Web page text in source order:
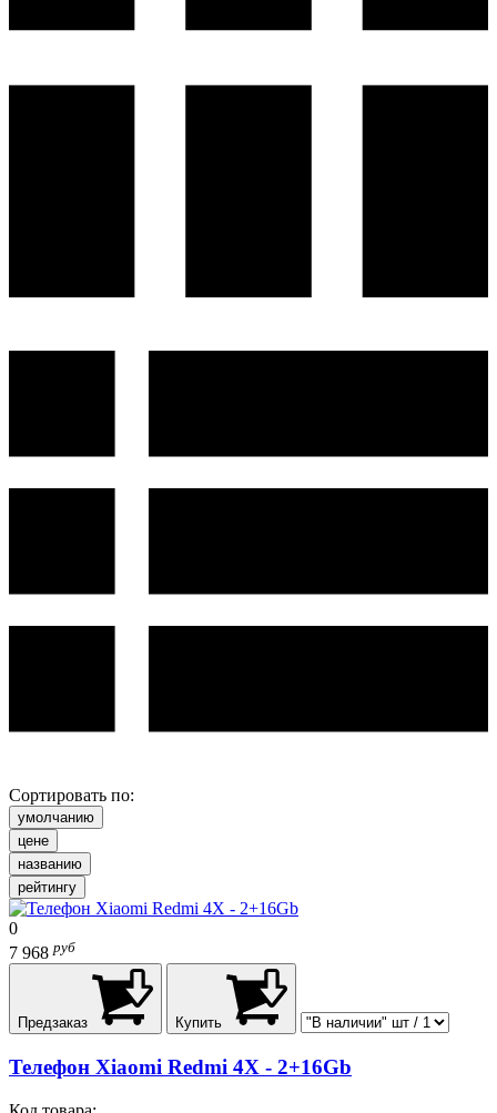
Сортировать по:
умолчанию
цене
названию
рейтингу
0
7 968 руб
Предзаказ Купить
Телефон Xiaomi Redmi 4X - 2+16Gb